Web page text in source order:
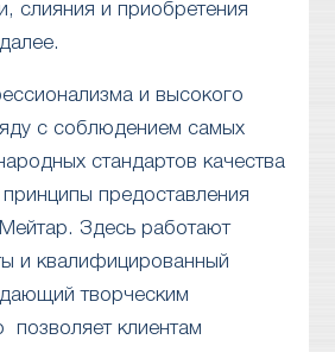
слияния и приобретения
и высокого
с соблюдением самых
стандартов качества
предоставления
Мейтар. Здесь работают
и квалифицированный
творческим
клиентам